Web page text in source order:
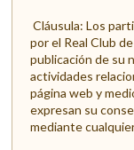
Cláusula: Los
por el Real Club
publicación de su
actividades
página web y
expresan su
mediante